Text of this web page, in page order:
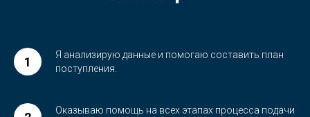
Я анализирую данные и помогаю составить план
поступления.
Оказываю помощь на всех этапах процесса подачи